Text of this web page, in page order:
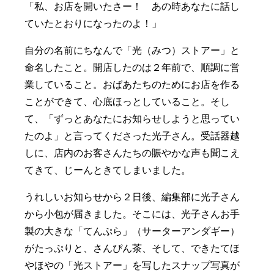
「私、お店を開いたさー！ あの時あなたに話し
ていたとおりになったのよ！」
自分の名前にちなんで「光（みつ）ストアー」と
命名したこと。開店したのは２年前で、順調に営
業していること。おばあたちのためにお店を作る
ことができて、心底ほっとしていること。そし
て、「ずっとあなたにお知らせしようと思ってい
たのよ」と言ってくださった光子さん。受話器越
しに、店内のお客さんたちの賑やかな声も聞こえ
てきて、じーんときてしまいました。
うれしいお知らせから２日後、編集部に光子さん
から小包が届きました。そこには、光子さんお手
製の大きな「てんぷら」（サーターアンダギー）
がたっぷりと、さんぴん茶、そして、できたてほ
やほやの「光ストアー」を写したスナップ写真が